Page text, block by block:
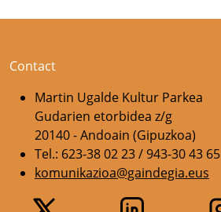
Contact
Martin Ugalde Kultur Parkea
Gudarien etorbidea z/g
20140 - Andoain (Gipuzkoa)
Tel.: 623-38 02 23 / 943-30 43 65
komunikazioa@gaindegia.eus